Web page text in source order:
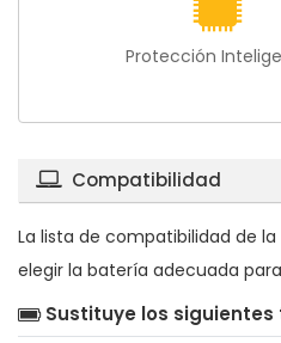
Protección
Compatibilidad
La lista de compatibilidad de la
elegir la batería adecuada
Sustituye los siguientes